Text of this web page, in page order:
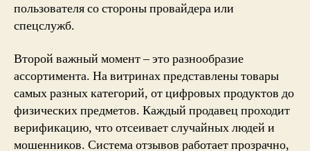
пользователя со стороны провайдера или
спецслужб.
Второй важный момент – это разнообразие
ассортимента. На витринах представлены товары
самых разных категорий, от цифровых продуктов до
физических предметов. Каждый продавец проходит
верификацию, что отсеивает случайных людей и
мошенников. Система отзывов работает прозрачно,